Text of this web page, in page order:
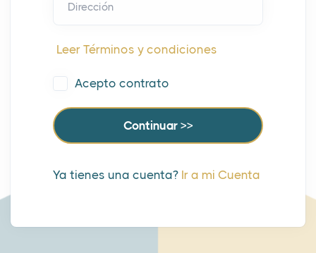
Dirección
Leer Términos y condiciones
Acepto contrato
Ya tienes una cuenta? Ir a mi Cuenta